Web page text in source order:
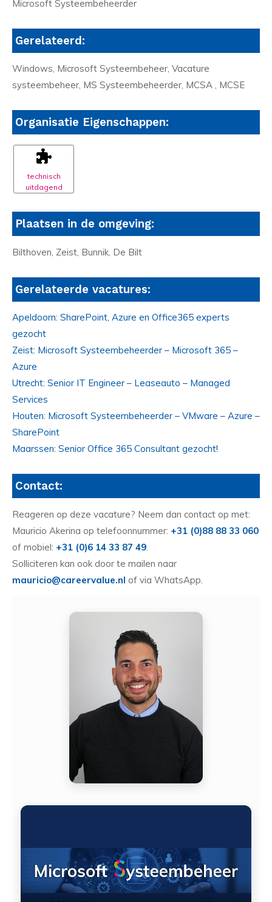
Microsoft Systeembeheerder
Gerelateerd:
Windows, Microsoft Systeembeheer, Vacature
systeembeheer, MS Systeembeheerder, MCSA , MCSE
Organisatie Eigenschappen:
technisch
uitdagend
Plaatsen in de omgeving:
Bilthoven, Zeist, Bunnik, De Bilt
Gerelateerde vacatures:
Apeldoorn: SharePoint, Azure en Office365 experts
gezocht
Zeist: Microsoft Systeembeheerder – Microsoft 365 –
Azure
Utrecht: Senior IT Engineer – Leaseauto – Managed
Services
Houten: Microsoft Systeembeheerder – VMware – Azure –
SharePoint
Maarssen: Senior Office 365 Consultant gezocht!
Contact:
Reageren op deze vacature? Neem dan contact op met:
Mauricio Akerina op telefoonnummer: +31 (0)88 88 33 060
of mobiel: +31 (0)6 14 33 87 49.
Solliciteren kan ook door te mailen naar
mauricio@careervalue.nl of via WhatsApp.